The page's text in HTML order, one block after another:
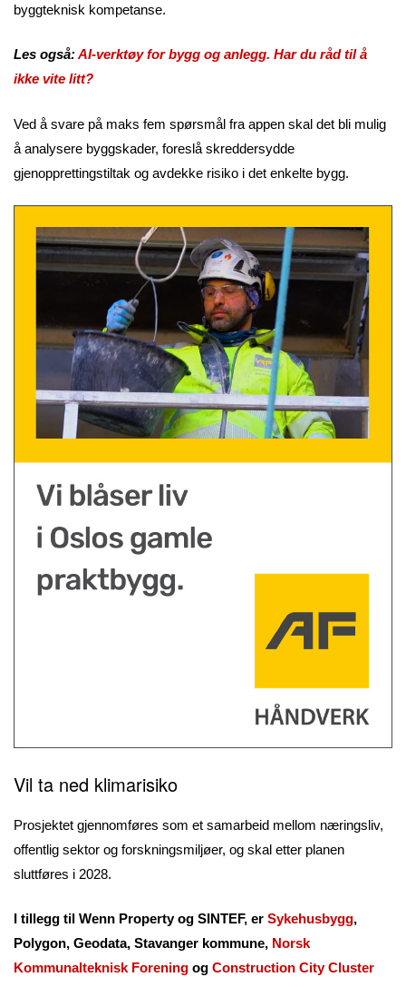
byggteknisk kompetanse.
Les også:AI-verktøy for bygg og anlegg. Har du råd til å
ikke vite litt?
Ved å svare på maks fem spørsmål fra appen skal det bli mulig
å analysere byggskader, foreslå skreddersydde
gjenopprettingstiltak og avdekke risiko i det enkelte bygg.
Vil ta ned klimarisiko
Prosjektet gjennomføres som et samarbeid mellom næringsliv,
offentlig sektor og forskningsmiljøer, og skal etter planen
sluttføres i 2028.
I tillegg til Wenn Property og SINTEF, er Sykehusbygg,
Polygon, Geodata, Stavanger kommune, Norsk
Kommunalteknisk Forening og Construction City Cluster